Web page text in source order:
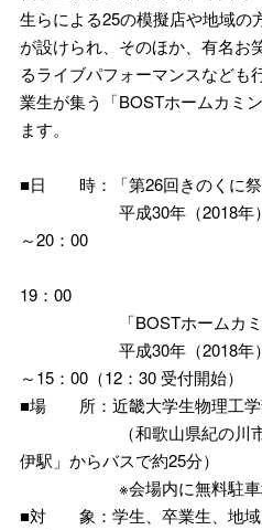
生らによる25の模擬店や地域の
が設けられ、そのほか、有名お
るライブパフォーマンスなども
業生が集う「BOSTホームカミ
ます。
■日 時：「第26回きのくに祭
平成30年（2018年）11
～20：00
11月4日（日
19：00
「BOSTホームカミン
平成30年（2018年）11
～15：00（12：30 受付開始）
■場 所：近畿大学生物理工学
（和歌山県紀の川市西
伊駅」からバスで約25分）
※会場内に無料駐車場有
■対 象：学生、卒業生、地域